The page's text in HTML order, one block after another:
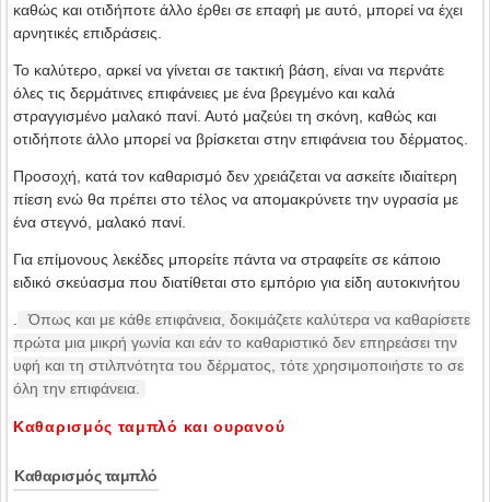
καθώς και οτιδήποτε άλλο έρθει σε επαφή με αυτό, μπορεί να έχει
αρνητικές επιδράσεις.
Το καλύτερο, αρκεί να γίνεται σε τακτική βάση, είναι να περνάτε
όλες τις δερμάτινες επιφάνειες με ένα βρεγμένο και καλά
στραγγισμένο μαλακό πανί. Αυτό μαζεύει τη σκόνη, καθώς και
οτιδήποτε άλλο μπορεί να βρίσκεται στην επιφάνεια του δέρματος.
Προσοχή, κατά τον καθαρισμό δεν χρειάζεται να ασκείτε ιδιαίτερη
πίεση ενώ θα πρέπει στο τέλος να απομακρύνετε την υγρασία με
ένα στεγνό, μαλακό πανί.
Για επίμονους λεκέδες μπορείτε πάντα να στραφείτε σε κάποιο
ειδικό σκεύασμα που διατίθεται στο εμπόριο για είδη αυτοκινήτου
Όπως και με κάθε επιφάνεια, δοκιμάζετε καλύτερα να καθαρίσετε
πρώτα μια μικρή γωνία και εάν το καθαριστικό δεν επηρεάσει την
υφή και τη στιλπνότητα του δέρματος, τότε χρησιμοποιήστε το σε
όλη την επιφάνεια.
Καθαρισμός ταμπλό και ουρανού
Καθαρισμός ταμπλό